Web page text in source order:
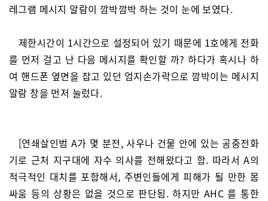
레그램 메시지 알람이 깜박깜박 하는 것이 눈에 보였다.
제한시간이 1시간으로 설정되어 있기 때문에 1호에게 전화
를 먼저 걸고 난 다음 메시지를 확인할 까? 하다가 혹시나 하
여 핸드폰 옆면을 잡고 있던 엄지손가락으로 깜박이는 메시지
알람 창을 먼저 눌렀다.
[연쇄살인범 A가 몇 분전, 사우나 건물 안에 있는 공중전화
기로 근처 지구대에 자수 의사를 전해왔다고 함. 따라서 A의
적극적인 대치를 포함해서, 주변인들에게 피해가 될 만한 몸
싸움 등의 상황은 없을 것으로 판단됨. 하지만 AHC 를 통한